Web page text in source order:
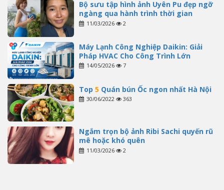
Bộ sưu tập hình ảnh Uyên Pu đẹp ngỡ
ngàng qua hành trình thời gian
11/03/2026 2
Máy Lạnh Công Nghiệp Daikin: Giải
Pháp HVAC Cho Công Trình Lớn
14/05/2026 7
Top 5 Quán bún Ốc ngon nhất Hà Nội
30/06/2022 363
Ngắm trọn bộ ảnh Ribi Sachi quyến rũ
mê hoặc khó quên
11/03/2026 2